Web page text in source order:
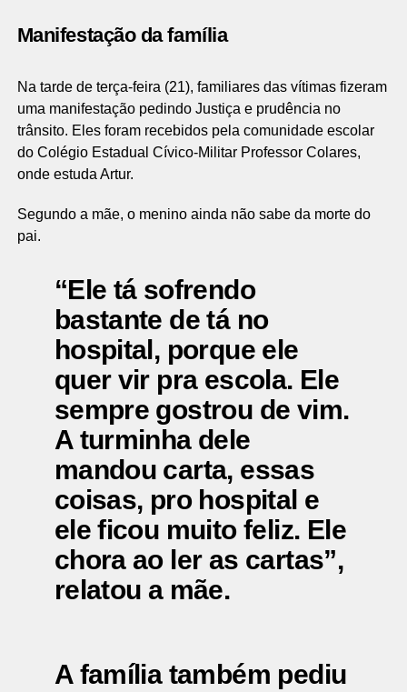
Manifestação da família
Na tarde de terça-feira (21), familiares das vítimas fizeram
uma manifestação pedindo Justiça e prudência no
trânsito. Eles foram recebidos pela comunidade escolar
do Colégio Estadual Cívico-Militar Professor Colares,
onde estuda Artur.
Segundo a mãe, o menino ainda não sabe da morte do
pai.
“Ele tá sofrendo
bastante de tá no
hospital, porque ele
quer vir pra escola. Ele
sempre gostrou de vim.
A turminha dele
mandou carta, essas
coisas, pro hospital e
ele ficou muito feliz. Ele
chora ao ler as cartas”,
relatou a mãe.
A família também pediu